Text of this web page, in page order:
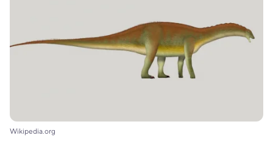
Wikipedia.org